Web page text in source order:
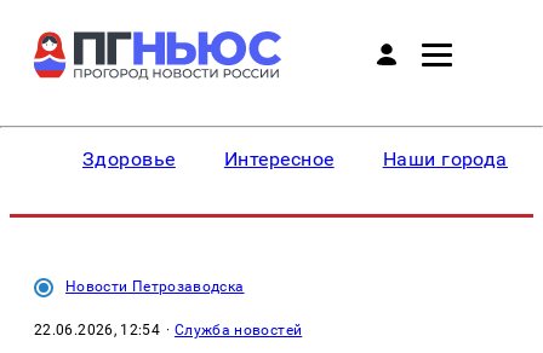
Здоровье Интересное Наши города
Новости Петрозаводска
22.06.2026, 12:54 · Служба новостей